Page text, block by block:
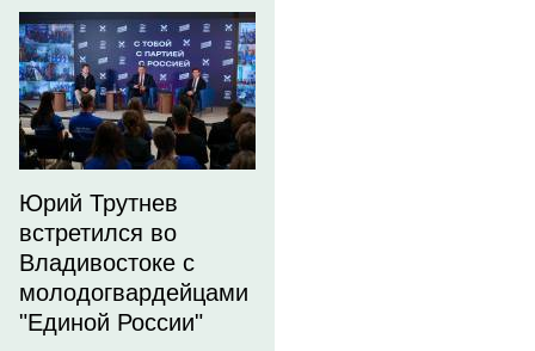
Юрий Трутнев
встретился во
Владивостоке с
молодогвардейцами
"Единой России"